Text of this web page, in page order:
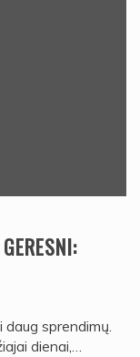
sprendimų.
dienai,…